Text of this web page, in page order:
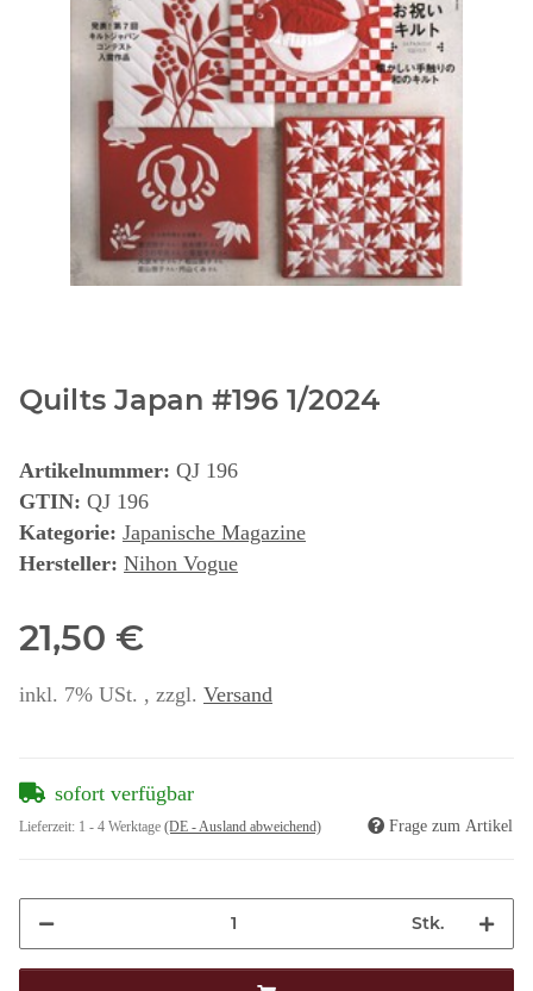
Quilts Japan #196 1/2024
Artikelnummer: QJ 196
GTIN: QJ 196
Kategorie: Japanische Magazine
Hersteller: Nihon Vogue
21,50 €
inkl. 7% USt. , zzgl. Versand
sofort verfügbar
Lieferzeit: 1 - 4 Werktage (DE - Ausland abweichend) Frage zum Artikel
Stk.